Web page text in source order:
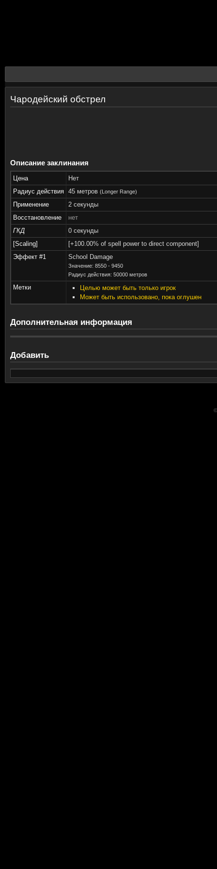
Чародейский обстрел
Описание заклинания
Цена
Нет
Радиус действия 45 метров (Longer Range)
Применение
2 секунды
Восстановление
нет
ГКД
0 секунды
[Scaling]
[+100.00% of spell power to direct component]
Эффект #1
School Damage
Значение: 8550 - 9450
Радиус действия: 50000 метров
Метки
Целью может быть только игрок
Может быть использовано, пока оглушен
Дополнительная информация
Добавить